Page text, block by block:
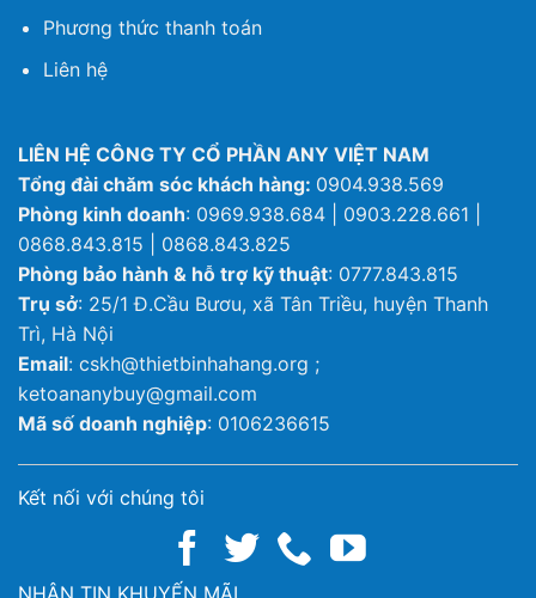
Phương thức thanh toán
Liên hệ
LIÊN HỆ CÔNG TY CỔ PHẦN ANY VIỆT NAM
Tổng đài chăm sóc khách hàng: 0904.938.569
Phòng kinh doanh: 0969.938.684 | 0903.228.661 |
0868.843.815 | 0868.843.825
Phòng bảo hành & hỗ trợ kỹ thuật: 0777.843.815
Trụ sở: 25/1 Đ.Cầu Bươu, xã Tân Triều, huyện Thanh
Trì, Hà Nội
Email: cskh@thietbinhahang.org ;
ketoananybuy@gmail.com
Mã số doanh nghiệp: 0106236615
Kết nối với chúng tôi
NHẬN TIN KHUYẾN MÃI